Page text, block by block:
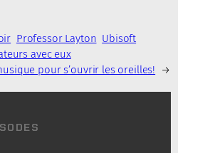
Professor Layton Ubisoft
avec eux
musique pour s’ouvrir les oreilles!
→